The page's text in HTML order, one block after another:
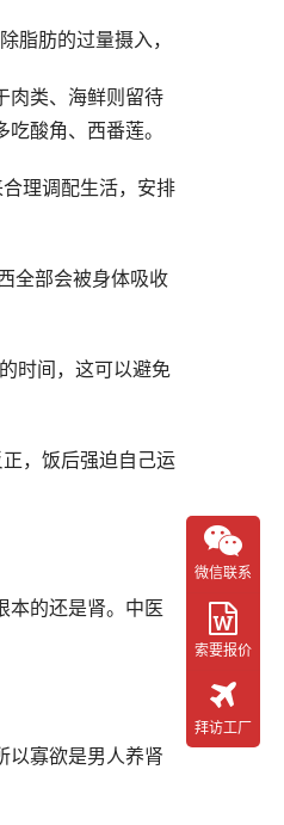
脂肪的过量摄入，
肉类、海鲜则留待
酸角、西番莲。
理调配生活，安排
全部会被身体吸收
时间，这可以避免
，饭后强迫自己运
本的还是肾。中医
以寡欲是男人养肾
微信联系
索要报价
拜访工厂